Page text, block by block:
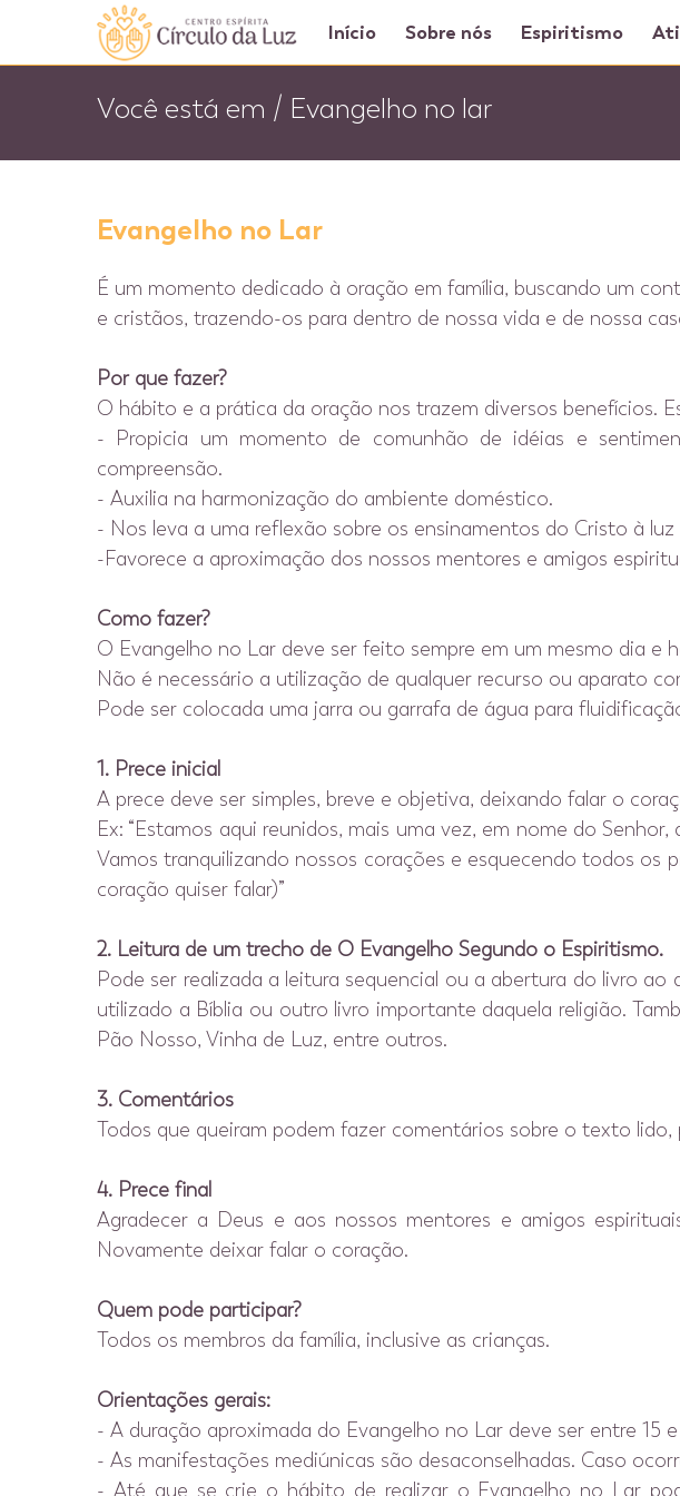
Início Sobre nós Espiritismo
Você está em / Evangelho no lar
Evangelho no Lar
É um momento dedicado à oração em família, buscando um
e cristãos, trazendo-os para dentro de nossa vida e de nossa
Por que fazer?
O hábito e a prática da oração nos trazem diversos benefícios.
- Propicia um momento de comunhão de idéias e
compreensão.
- Auxilia na harmonização do ambiente doméstico.
- Nos leva a uma reflexão sobre os ensinamentos do Cristo à
-Favorece a aproximação dos nossos mentores e amigos
Como fazer?
O Evangelho no Lar deve ser feito sempre em um mesmo dia e
Não é necessário a utilização de qualquer recurso ou aparato
Pode ser colocada uma jarra ou garrafa de água para
1. Prece inicial
A prece deve ser simples, breve e objetiva, deixando falar o
Ex: “Estamos aqui reunidos, mais uma vez, em nome do
Vamos tranquilizando nossos corações e esquecendo todos os
coração quiser falar)”
2. Leitura de um trecho de O Evangelho Segundo o Espiritismo.
Pode ser realizada a leitura sequencial ou a abertura do livro
utilizado a Bíblia ou outro livro importante daquela religião.
Pão Nosso, Vinha de Luz, entre outros.
3. Comentários
Todos que queiram podem fazer comentários sobre o texto
4. Prece final
Agradecer a Deus e aos nossos mentores e amigos
Novamente deixar falar o coração.
Quem pode participar?
Todos os membros da família, inclusive as crianças.
Orientações gerais:
- A duração aproximada do Evangelho no Lar deve ser entre 15
- As manifestações mediúnicas são desaconselhadas. Caso
- Até que se crie o hábito de realizar o Evangelho no Lar